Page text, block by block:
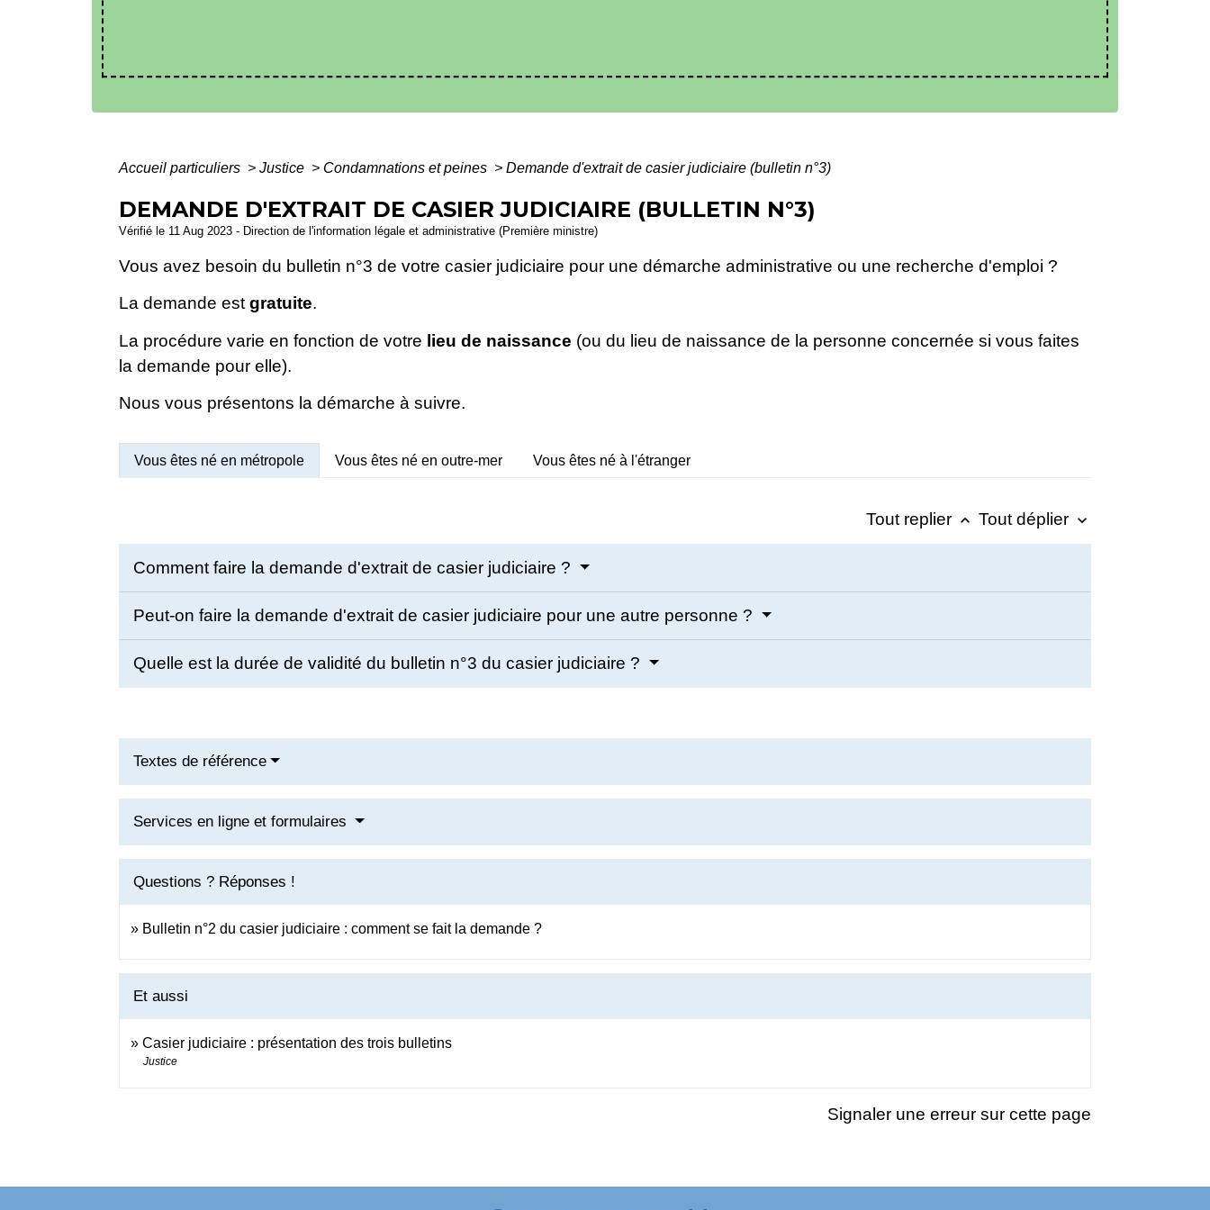
Accueil particuliers > Justice > Condamnations et peines > Demande d'extrait de casier judiciaire (bulletin n°3)
DEMANDE D'EXTRAIT DE CASIER JUDICIAIRE (BULLETIN N°3)
Vérifié le 11 Aug 2023 - Direction de l'information légale et administrative (Première ministre)
Vous avez besoin du bulletin n°3 de votre casier judiciaire pour une démarche administrative ou une recherche d'emploi ?
La demande estgratuite.
La procédure varie en fonction de votre lieu de naissance (ou du lieu de naissance de la personne concernée si vous faites
la demande pour elle).
Nous vous présentons la démarche à suivre.
Vous êtes né en métropole Vous êtes né en outre-mer Vous êtes né à l'étranger
Tout replier keyboard_arrow_up Tout déplier keyboard_arrow_down
Comment faire la demande d'extrait de casier judiciaire ?
Peut-on faire la demande d'extrait de casier judiciaire pour une autre personne ?
Quelle est la durée de validité du bulletin n°3 du casier judiciaire ?
Textes de référence
Services en ligne et formulaires
Questions ? Réponses !
Bulletin n°2 du casier judiciaire : comment se fait la demande ?
Et aussi
Casier judiciaire : présentation des trois bulletins
Justice
Signaler une erreur sur cette page